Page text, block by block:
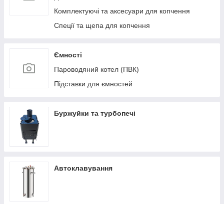
Комплектуючі та аксесуари для копчення
Спеції та щепа для копчення
Ємності
Пароводяний котел (ПВК)
Підставки для ємностей
Буржуйки та турбопечі
Автоклавування